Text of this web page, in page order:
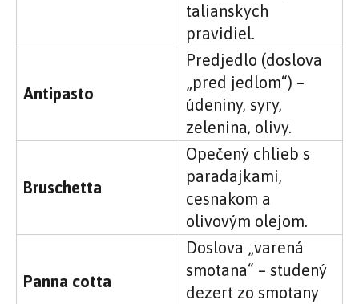
talianskych
pravidiel.
Antipasto
Predjedlo (doslova
„pred jedlom“) –
údeniny, syry,
zelenina, olivy.
Bruschetta
Opečený chlieb s
paradajkami,
cesnakom a
olivovým olejom.
Panna cotta
Doslova „varená
smotana“ – studený
dezert zo smotany